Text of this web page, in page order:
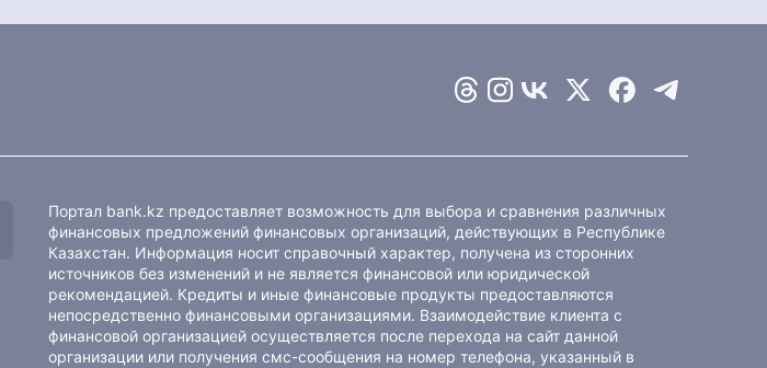
Портал bank.kz предоставляет возможность для выбора и сравнения различных
финансовых предложений финансовых организаций, действующих в Республике
Казахстан. Информация носит справочный характер, получена из сторонних
источников без изменений и не является финансовой или юридической
рекомендацией. Кредиты и иные финансовые продукты предоставляются
непосредственно финансовыми организациями. Взаимодействие клиента с
финансовой организацией осуществляется после перехода на сайт данной
организации или получения смс-сообщения на номер телефона, указанный в